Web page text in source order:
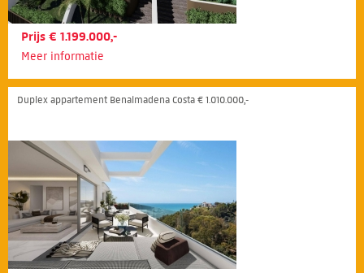
Prijs € 1.199.000,-
Meer informatie
Duplex appartement Benalmadena Costa € 1.010.000,-